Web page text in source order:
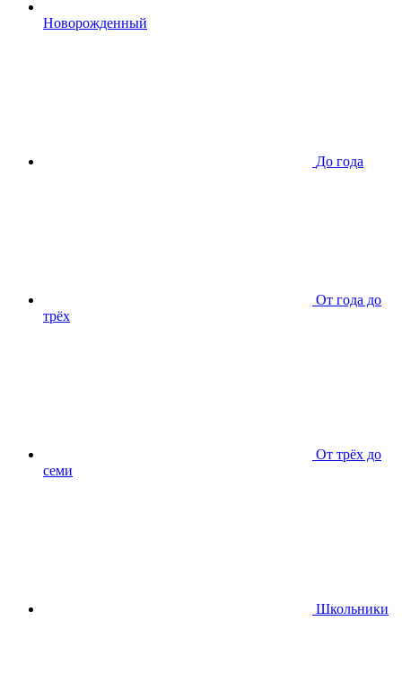
Новорожденный
До года
От года до
трёх
От трёх до
семи
Школьники